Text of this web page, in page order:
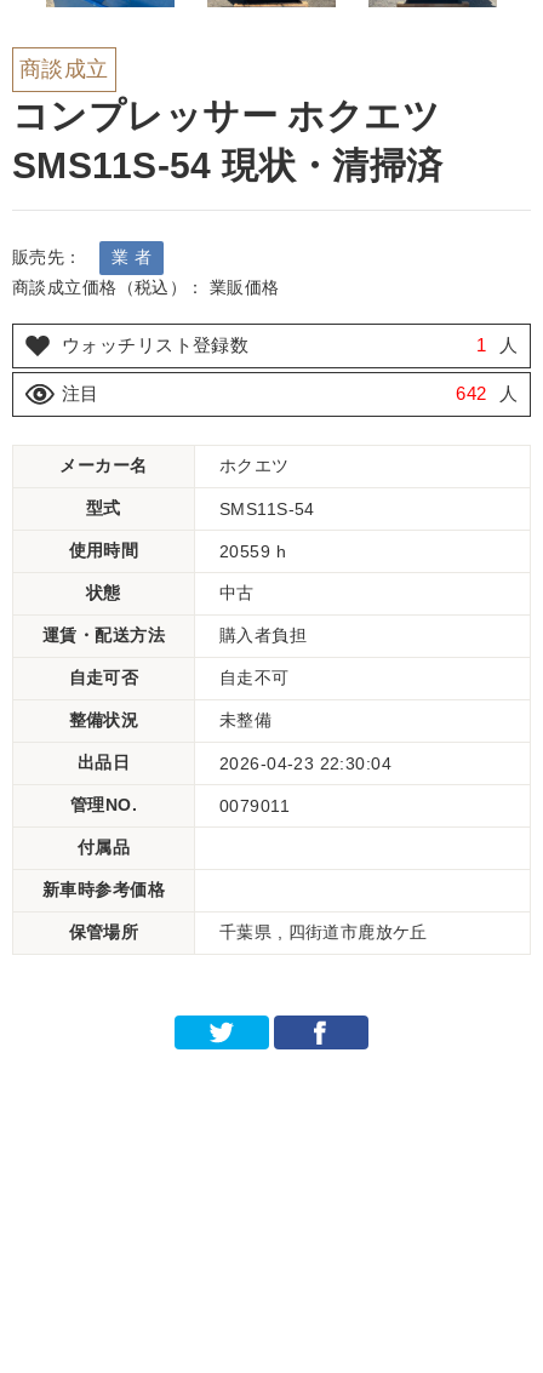
商談成立
コンプレッサー ホクエツ
SMS11S-54 現状・清掃済
販売先：
業 者
商談成立価格（税込）： 業販価格
ウォッチリスト登録数 1 人
注目 642 人
メーカー名 ホクエツ
型式 SMS11S-54
使用時間 20559 h
状態 中古
運賃・配送方法 購入者負担
自走可否 自走不可
整備状況 未整備
出品日 2026-04-23 22:30:04
管理NO. 0079011
付属品
新車時参考価格
保管場所 千葉県 , 四街道市鹿放ケ丘